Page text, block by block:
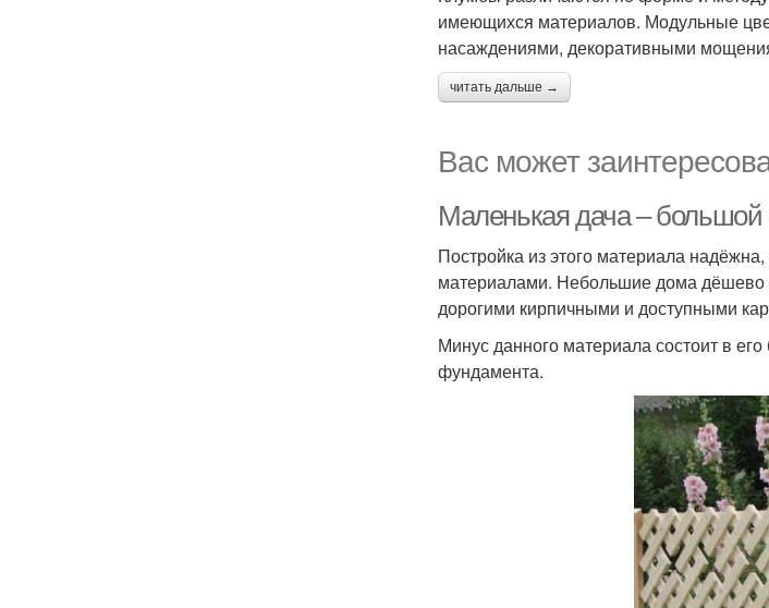
имеющихся материалов. Модульные
насаждениями, декоративными
читать дальше →
Вас может
Маленькая дача –
Постройка из этого материала
материалами. Небольшие дома дёшево
дорогими кирпичными и доступными
Минус данного материала состоит в
фундамента.